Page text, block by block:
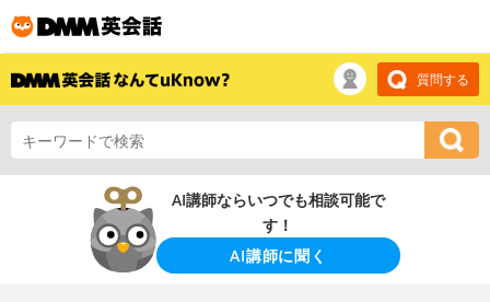
質問する
AI講師ならいつでも相談可能で
す！
AI講師に聞く